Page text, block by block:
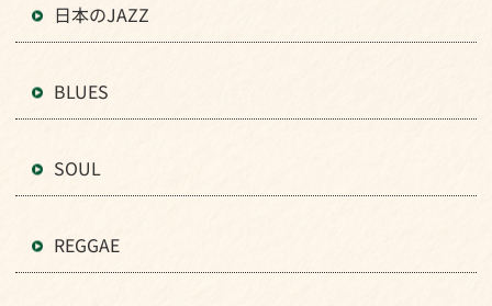
日本のJAZZ
BLUES
SOUL
REGGAE